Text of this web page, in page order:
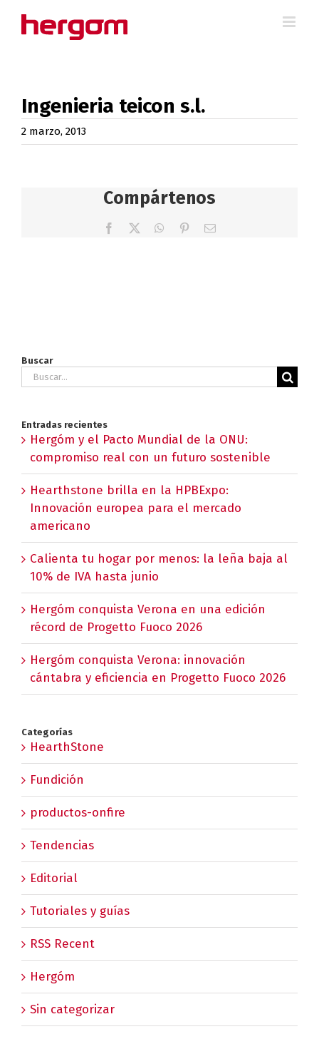
Ingenieria teicon s.l.
2 marzo, 2013
Compártenos
Facebook WhatsApp
PinterestCorreo
Buscar
Buscar:
Entradas recientes
Hergóm y el Pacto Mundial de la ONU:
compromiso real con un futuro sostenible
Hearthstone brilla en la HPBExpo:
Innovación europea para el mercado
americano
Calienta tu hogar por menos: la leña baja al
10% de IVA hasta junio
Hergóm conquista Verona en una edición
récord de Progetto Fuoco 2026
Hergóm conquista Verona: innovación
cántabra y eficiencia en Progetto Fuoco 2026
Categorías
HearthStone
Fundición
productos-onfire
Tendencias
Editorial
Tutoriales y guías
RSS Recent
Hergóm
Sin categorizar